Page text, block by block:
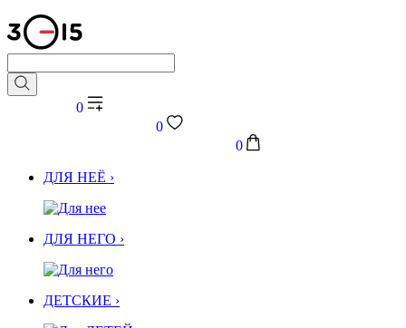
0
0
0
ДЛЯ НЕЁ ›
ДЛЯ НЕГО ›
ДЕТСКИЕ ›